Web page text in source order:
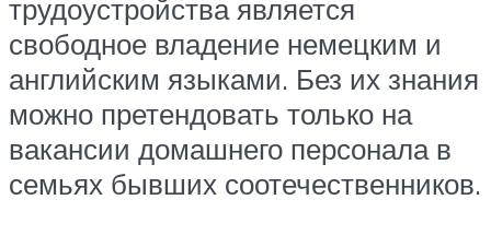
трудоустройства является
свободное владение немецким и
английским языками. Без их знания
можно претендовать только на
вакансии домашнего персонала в
семьях бывших соотечественников.